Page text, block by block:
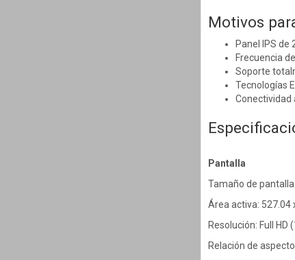
Motivos
Panel IPS de
Frecuencia
Soporte
Tecnologías
Conectividad
Pantalla
Tamaño de
Área activa: 527.04
Resolución: Full HD
Relación de